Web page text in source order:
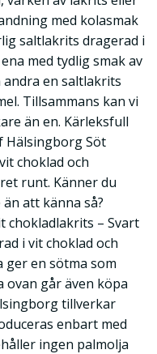
med kolasmak
saltlakrits dragerad i
med tydlig smak av
en saltlakrits
Tillsammans kan vi
än en. Kärleksfull
Hälsingborg Söt
choklad och
runt. Känner du
att känna så?
chokladlakrits – Svart
i vit choklad och
en sötma som
ovan går även köpa
tillverkar
enbart med
ingen palmolja